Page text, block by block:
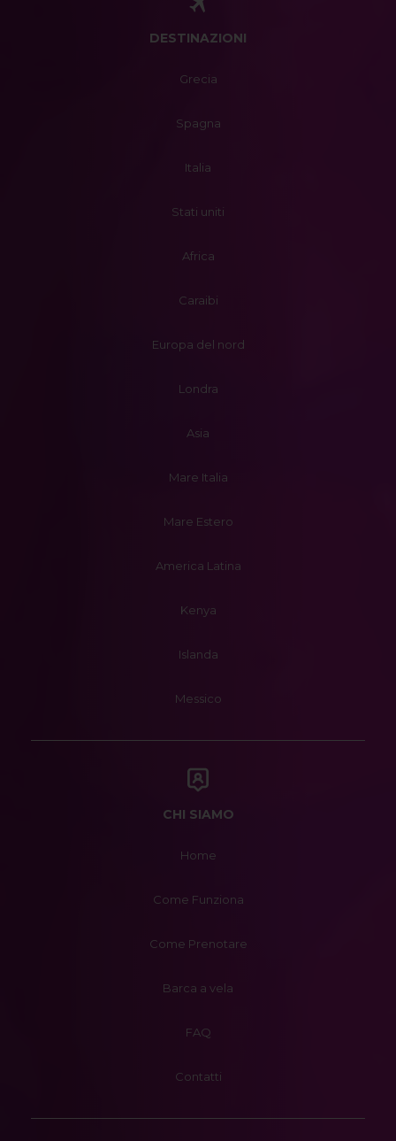
DESTINAZIONI
Grecia
Spagna
Italia
Stati uniti
Africa
Caraibi
Europa del nord
Londra
Asia
Mare Italia
Mare Estero
America Latina
Kenya
Islanda
Messico
CHI SIAMO
Home
Come Funziona
Come Prenotare
Barca a vela
FAQ
Contatti